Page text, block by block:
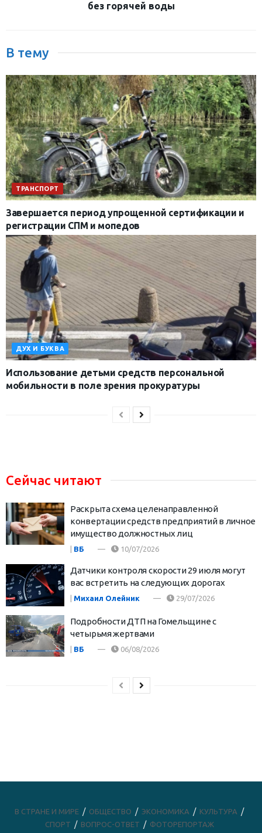
без горячей воды
В тему
ТРАНСПОРТ
Завершается период упрощенной сертификации и
регистрации СПМ и мопедов
ДУХ И БУКВА
Использование детьми средств персональной
мобильности в поле зрения прокуратуры
Сейчас читают
Раскрыта схема целенаправленной
конвертации средств предприятий в личное
имущество должностных лиц
ВБ 10/07/2026
Датчики контроля скорости 29 июля могут
вас встретить на следующих дорогах
Михаил Олейник 29/07/2026
Подробности ДТП на Гомельщине с
четырьмя жертвами
| ВБ 06/08/2026
В СТРАНЕ И МИРЕ ОБЩЕСТВО ЭКОНОМИКА
КУЛЬТУРА
СПОРТ
ВОПРОС-ОТВЕТ ФОТОРЕПОРТАЖ